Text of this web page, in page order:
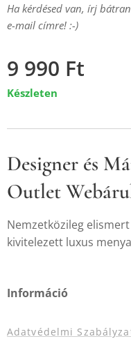
Ha kérdésed van, írj
e-mail címre! :-)
9 990 Ft
Készleten
Designer és
Outlet
Nemzetközileg
kivitelezett luxus
Információ
Adatvédelmi